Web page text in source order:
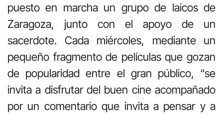
puesto en marcha un grupo de laicos de
Zaragoza, junto con el apoyo de un
sacerdote. Cada miércoles, mediante un
pequeño fragmento de películas que gozan
de popularidad entre el gran público, “se
invita a disfrutar del buen cine acompañado
por un comentario que invita a pensar y a